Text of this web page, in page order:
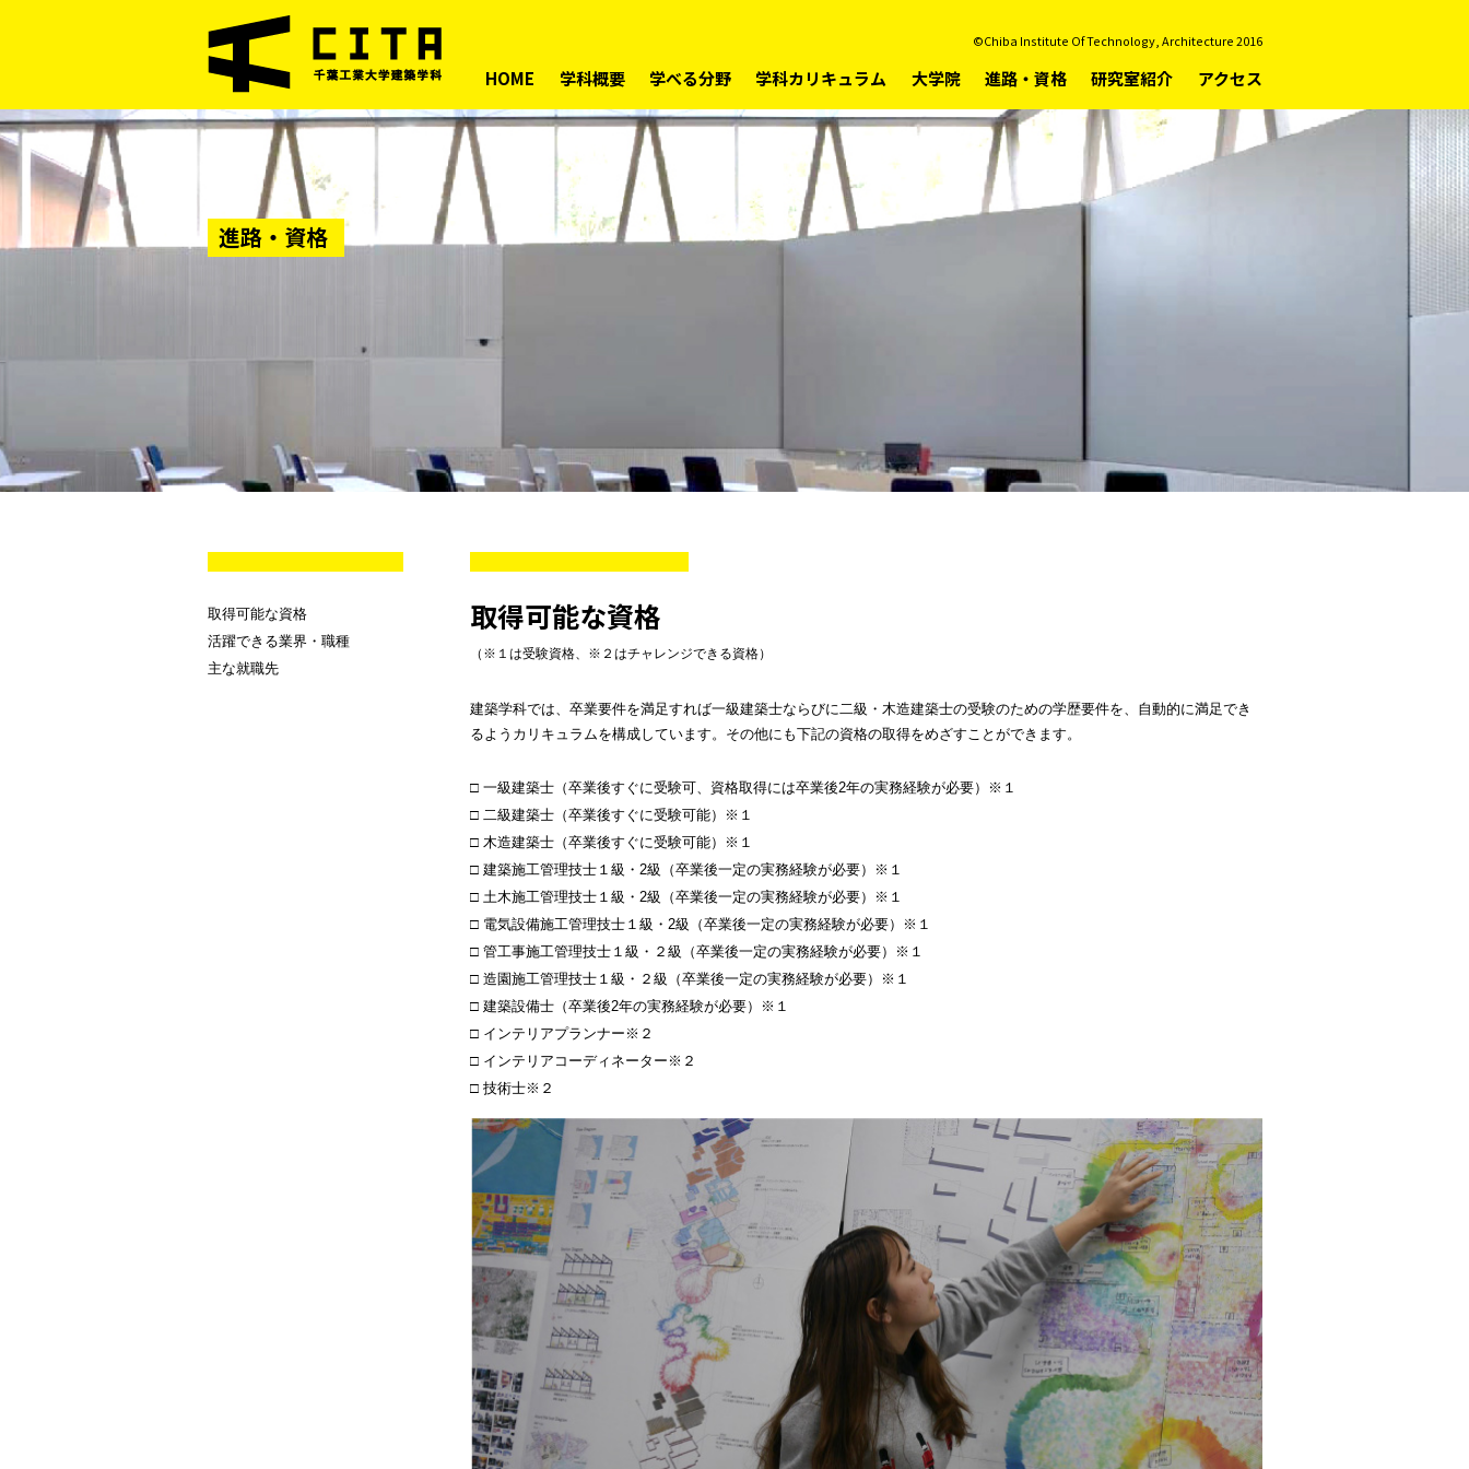
©Chiba Institute Of Technology, Architecture 2016
HOME 学科概要 学べる分野 学科カリキュラム 大学院 進路・資格 研究室紹介 アクセス
進路・資格
取得可能な資格
（※１は受験資格、※２はチャレンジできる資格）
建築学科では、卒業要件を満足すれば一級建築士ならびに二級・木造建築士の受験のための学歴要件を、自動的に満足でき
るようカリキュラムを構成しています。その他にも下記の資格の取得をめざすことができます。
一級建築士（卒業後すぐに受験可、資格取得には卒業後2年の実務経験が必要）※１
二級建築士（卒業後すぐに受験可能）※１
木造建築士（卒業後すぐに受験可能）※１
建築施工管理技士１級・2級（卒業後一定の実務経験が必要）※１
土木施工管理技士１級・2級（卒業後一定の実務経験が必要）※１
電気設備施工管理技士１級・2級（卒業後一定の実務経験が必要）※１
管工事施工管理技士１級・２級（卒業後一定の実務経験が必要）※１
造園施工管理技士１級・２級（卒業後一定の実務経験が必要）※１
建築設備士（卒業後2年の実務経験が必要）※１
インテリアプランナー※２
インテリアコーディネーター※２
技術士※２
取得可能な資格
活躍できる業界・職種
主な就職先